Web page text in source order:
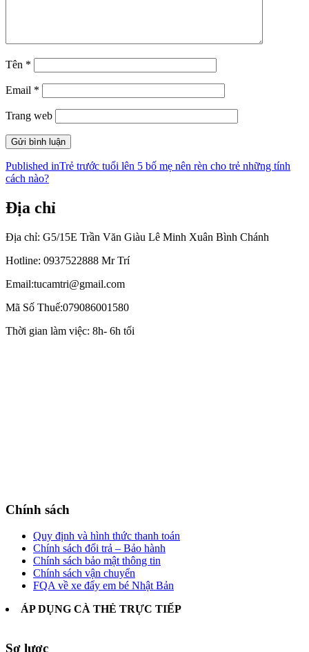
Tên *
Email *
Trang web
Điều
hướng
bài
Published inTrẻ trước tuổi lên 5 bố mẹ nên rèn cho trẻ những tính
cách nào?
Địa chỉ
Địa chỉ: G5/15E Trần Văn Giàu Lê Minh Xuân Bình Chánh
Hotline: 0937522888 Mr Trí
Email:tucamtri@gmail.com
Mã Số Thuế:079086001580
Thời gian làm việc: 8h- 6h tối
Chính sách
Quy định và hình thức thanh toán
Chính sách đổi trả – Bảo hành
Chính sách bảo mật thông tin
Chính sách vận chuyển
FQA về xe đẩy em bé Nhật Bản
ÁP DỤNG CÀ THẺ TRỰC TIẾP
Sơ lược